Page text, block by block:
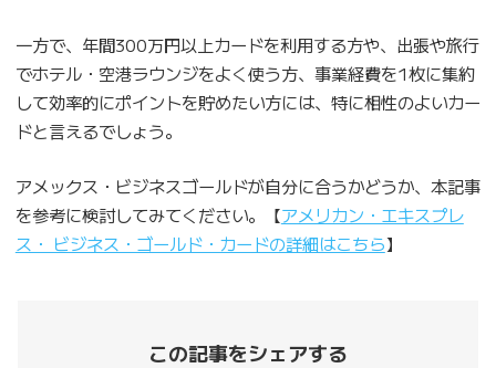
一方で、年間300万円以上カードを利用する方や、出張や旅行
でホテル・空港ラウンジをよく使う方、事業経費を1枚に集約
して効率的にポイントを貯めたい方には、特に相性のよいカー
ドと言えるでしょう。
アメックス・ビジネスゴールドが自分に合うかどうか、本記事
を参考に検討してみてください。【アメリカン・エキスプレ
ス・ ビジネス・ゴールド・カードの詳細はこちら】
この記事をシェアする